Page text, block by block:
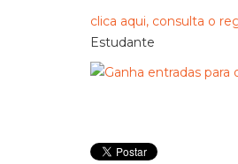
clica aqui, consulta o
Estudante